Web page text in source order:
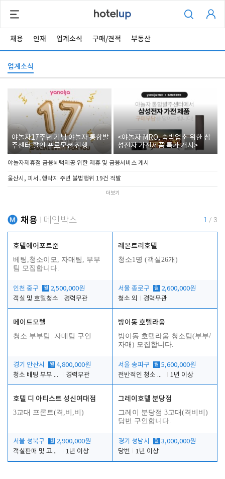
채용 인재 업계소식 구매/견적 부동산
업계소식
야놀자17주년 기념 야놀자 통합발
주센터 할인 프로모션 진행
<야놀자 MRO, 숙박업소 위한 삼
성전자 가전제품 특가 개시>
야놀자제휴점 금융혜택제공 위한 제휴 및 금융서비스 게시
울산시, 피서․행락지 주변 불법행위 19건 적발
더보기
채용 메인박스 1 / 3
호텔에어포트준
베팅,청소이모, 자매팀, 부부
팀 모집합니다.
인천 중구 월 2,500,000원
객실 및 호텔청소
경력무관
레몬트리호텔
청소1명 (객실26개)
서울 종로구 월 2,600,000원
청소 외
경력무관
메이트모텔
청소 부부팀. 자매팀 구인
경기 안산시 월 4,800,000원
청소 배팅 부부 구합니다
경력무관
방이동 호텔라움
방이동 호텔라움 청소팀(부부/
자매) 모집합니다.
서울 송파구 월 5,600,000원
전반적인 청소 업무(객실청소.객실정리)
1년 이상
호텔 디 아티스트 성신여대점
3교대 프론트(격,비,비)
서울 성북구 월 2,900,000원
객실판매 및 고객응대
1년 이상
그레이호텔 분당점
그레이 분당점 3교대(격비비)
당번 구인합니다.
경기 성남시 월 3,000,000원
당번
1년 이상